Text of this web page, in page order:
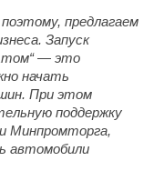
предлагаем
Запуск
— это
начать
При этом
поддержку
Минпромторга,
автомобили